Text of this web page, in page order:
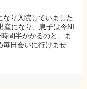
なり入院していました
産になり、息子は今NI
間半かかるのと、ま
毎日会いに行けませ